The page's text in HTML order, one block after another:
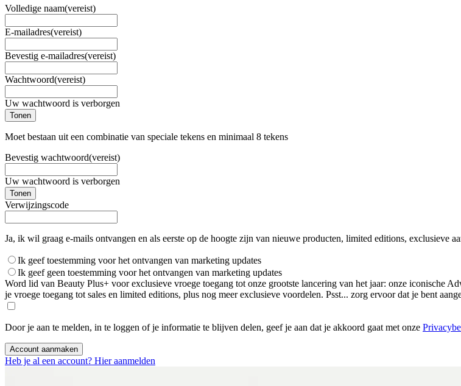
Volledige naam(vereist)
E-mailadres(vereist)
Bevestig e-mailadres(vereist)
Wachtwoord(vereist)
Uw wachtwoord is verborgen
Tonen
Moet bestaan uit een combinatie van speciale tekens en minimaal 8 tekens
Bevestig wachtwoord(vereist)
Uw wachtwoord is verborgen
Tonen
Verwijzingscode
Ja, ik wil graag e-mails ontvangen en als eerste op de hoogte zijn van nieuwe producten, limited editions, exclusieve
Ik geef toestemming voor het ontvangen van marketing updates
Ik geef geen toestemming voor het ontvangen van marketing updates
Word lid van Beauty Plus+ voor exclusieve vroege toegang tot onze grootste lancering van het jaar: onze iconische
je vroege toegang tot sales en limited editions, plus nog meer exclusieve voordelen. Psst... zorg ervoor dat je bent
Door je aan te melden, in te loggen of je informatie te blijven delen, geef je aan dat je akkoord gaat met onze
Account aanmaken
Heb je al een account? Hier aanmelden